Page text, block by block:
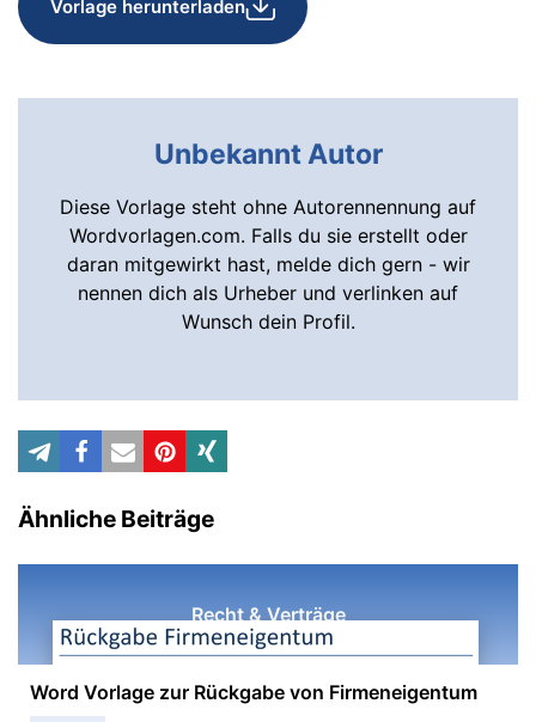
Vorlage herunterladen
Unbekannt Autor
Diese Vorlage steht ohne Autorennennung auf
Wordvorlagen.com. Falls du sie erstellt oder
daran mitgewirkt hast, melde dich gern - wir
nennen dich als Urheber und verlinken auf
Wunsch dein Profil.
Ähnliche Beiträge
Recht & Verträge
Word Vorlage zur Rückgabe von Firmeneigentum